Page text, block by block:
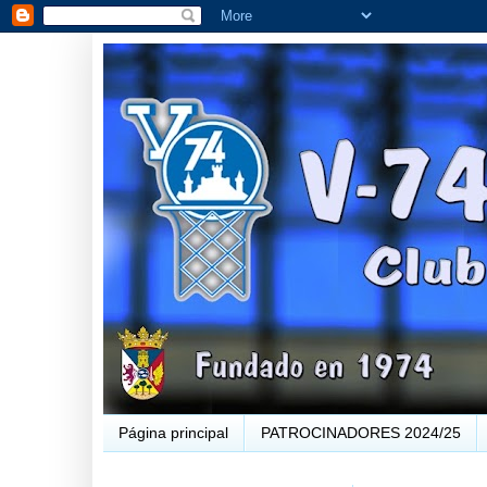
Página principal PATROCINADORES 2024/25